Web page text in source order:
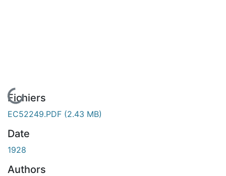
En cours de chargement...
Fichiers
EC52249.PDF (2.43 MB)
Date
1928
Authors